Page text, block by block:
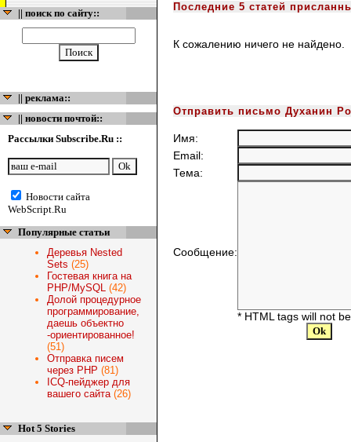
|| поиск по сайту::
|| реклама::
|| новости почтой::
Рассылки Subscribe.Ru ::
Новости сайта
WebScript.Ru
Популярные статьи
Деревья Nested
Sets (25)
Гостевая книга на
PHP/MySQL (42)
Долой процедурное
программирование,
даешь объектно
-ориентированное!
(51)
Отправка писем
через PHP (81)
ICQ-пейджер для
вашего сайта(26)
Hot 5 Stories
Последние 5 статей
К сожалению ничего не найдено.
Отправить письмо Духанин
Имя:
Email:
Тема:
Сообщение:
* HTML tags will not